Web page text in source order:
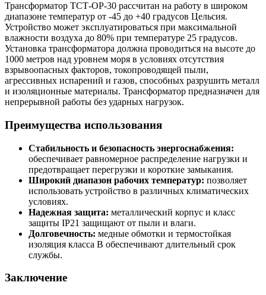
Трансформатор ТСТ-ОР-30 рассчитан на работу в широком
диапазоне температур от -45 до +40 градусов Цельсия.
Устройство может эксплуатироваться при максимальной
влажности воздуха до 80% при температуре 25 градусов.
Установка трансформатора должна проводиться на высоте до
1000 метров над уровнем моря в условиях отсутствия
взрывоопасных факторов, токопроводящей пыли,
агрессивных испарений и газов, способных разрушить металл
и изоляционные материалы. Трансформатор предназначен для
непрерывной работы без ударных нагрузок.
Преимущества использования
Стабильность и безопасность энергоснабжения:
обеспечивает равномерное распределение нагрузки и
предотвращает перегрузки и короткие замыкания.
Широкий диапазон рабочих температур: позволяет
использовать устройство в различных климатических
условиях.
Надежная защита: металлический корпус и класс
защиты IP21 защищают от пыли и влаги.
Долговечность: медные обмотки и термостойкая
изоляция класса B обеспечивают длительный срок
службы.
Заключение